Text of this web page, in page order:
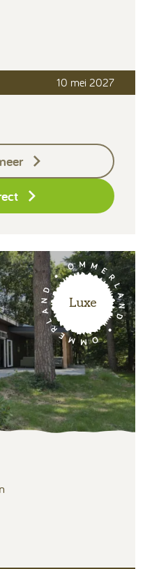
10 mei 2027
per persoon (2 handdoeken en
badlaken)
Eindschoonmaak
Luxe